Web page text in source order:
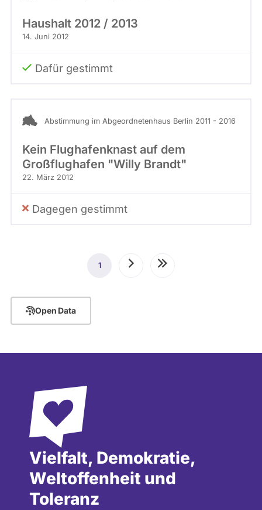
Haushalt 2012 / 2013
14. Juni 2012
Dafür gestimmt
Abstimmung im Abgeordnetenhaus Berlin 2011 - 2016
Kein Flughafenknast auf dem
Großflughafen "Willy Brandt"
22. März 2012
Dagegen gestimmt
Seitennummerierung
Aktuelle
1 NächsteLetzte
Open Data
Vielfalt, Demokratie,
Weltoffenheit und
Toleranz